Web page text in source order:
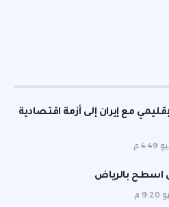
مع إيران إلى أزمة اقتصادية
اسطح بالرياض